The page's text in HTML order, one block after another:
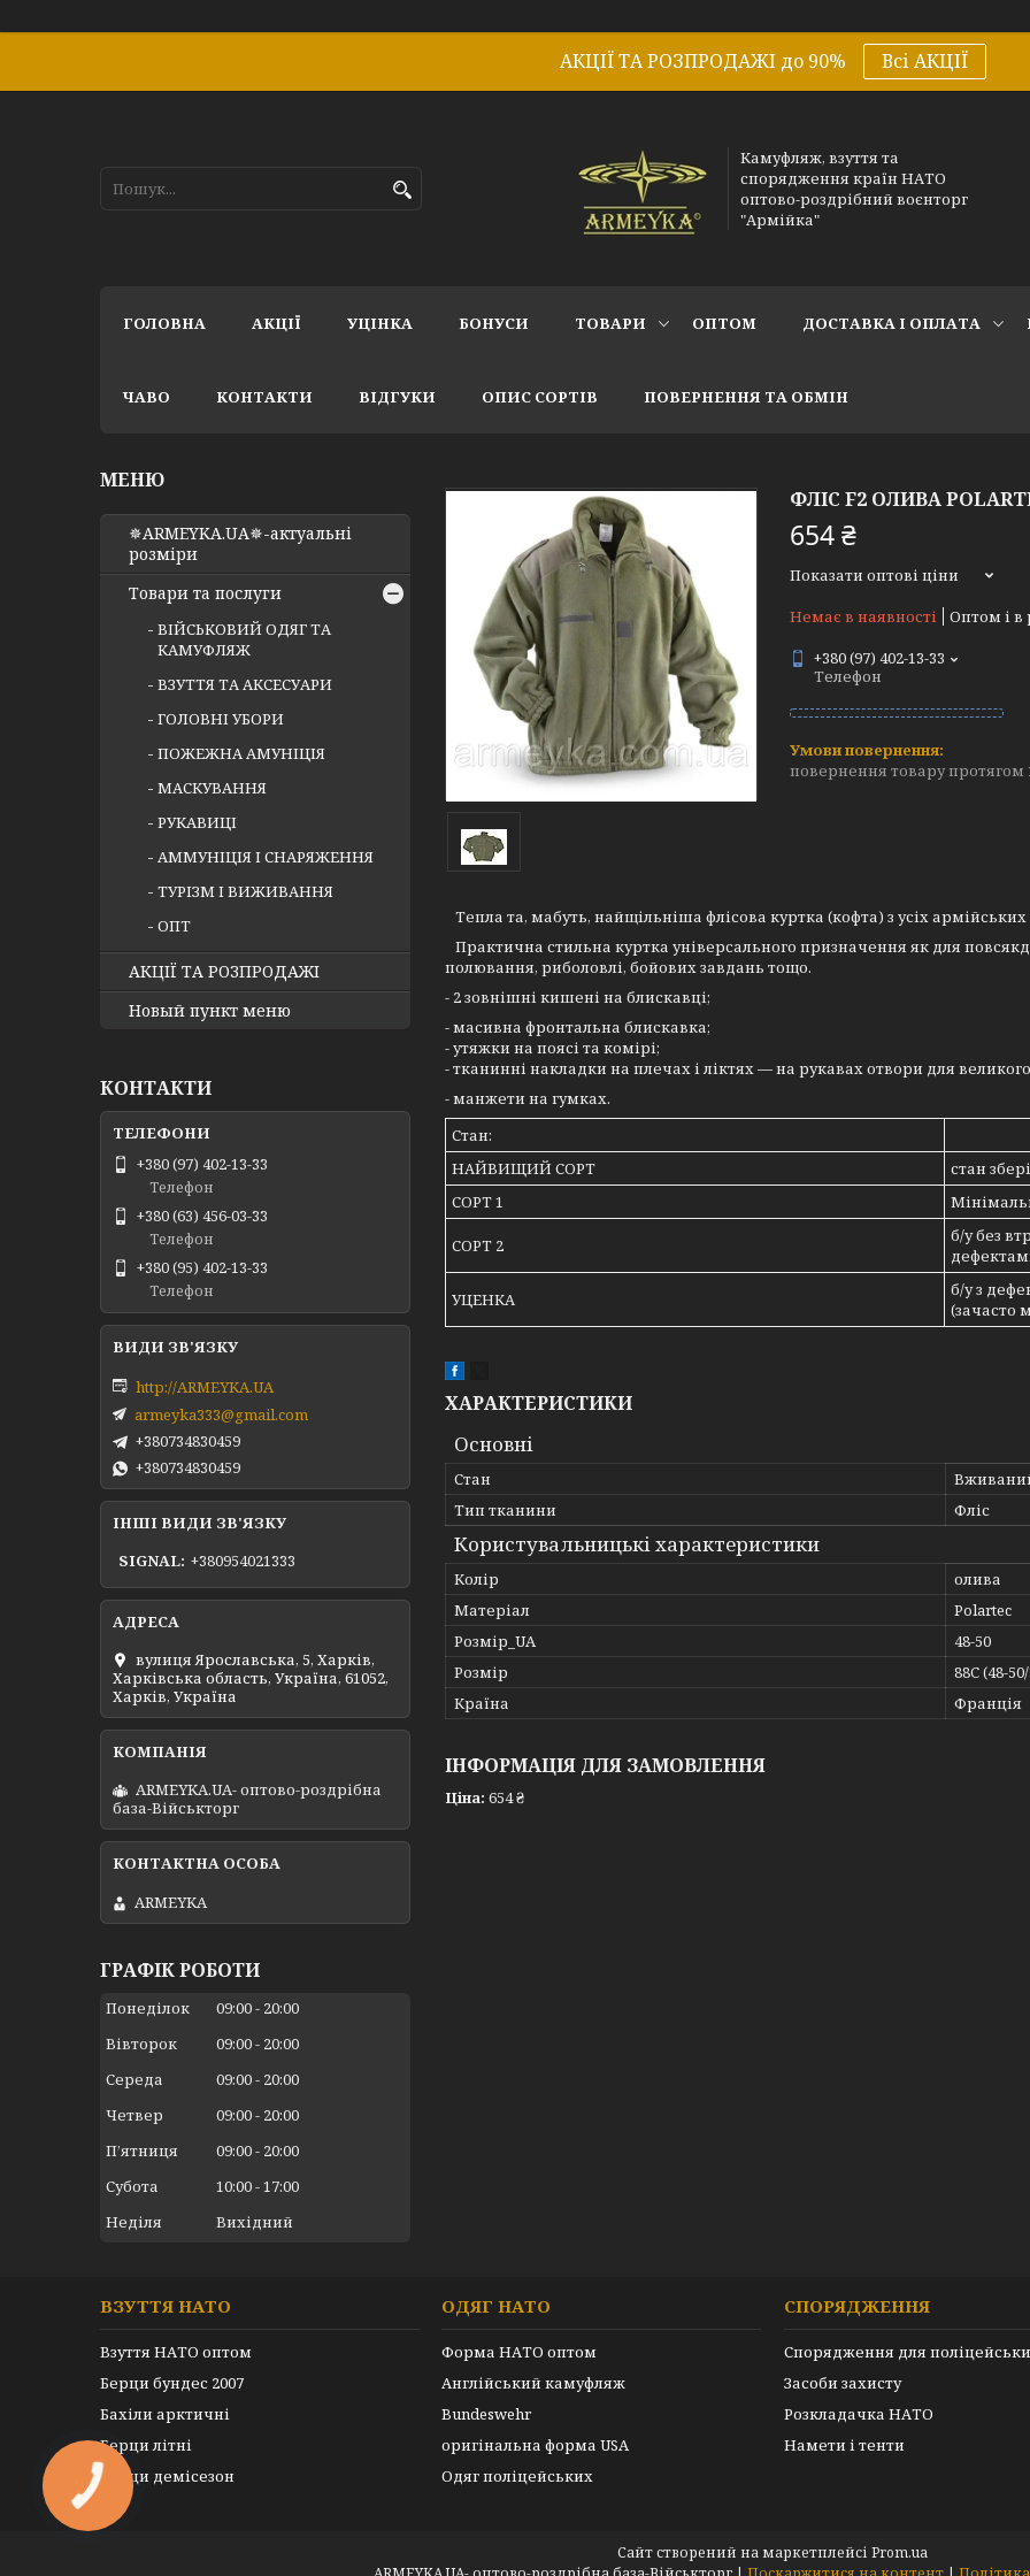
АКЦІЇ ТА РОЗПРОДАЖІ до 90% Всі АКЦІЇ
Камуфляж, взуття та
спорядження країн НАТО
оптово-роздрібний воєнторг
"Армійка"
ГОЛОВНА АКЦІЇ УЦІНКА БОНУСИ ТОВАРИ ОПТОМ ДОСТАВКА І ОПЛАТА
ЧАВО КОНТАКТИ ВІДГУКИ ОПИС СОРТІВ ПОВЕРНЕННЯ ТА ОБМІН
ФЛІС F2 ОЛИВА
654 ₴
Показати оптові ціни
Немає в наявності
Оптом і в
+380 (97) 402-13-33
Телефон
повернення товару протягом
Тепла та, мабуть, найщільніша флісова куртка (кофта) з усіх
Практична стильна куртка універсального призначення як для
полювання, риболовлі, бойових завдань тощо.
- 2 зовнішні кишені на блискавці;
- масивна фронтальна блискавка;
- утяжки на поясі та комірі;
- тканинні накладки на плечах і ліктях — на рукавах отвори для великого
- манжети на гумках.
Стан:
НАЙВИЩИЙ СОРТ
стан
СОРТ 1
СОРТ 2
б/у без
УЦЕНКА
б/у з
(зачасто
ХАРАКТЕРИСТИКИ
Основні
Стан
Тип тканини
Фліс
Користувальницькі характеристики
Колір
олива
Матеріал
Polartec
Розмір_UA
48-50
Розмір
88C (48-
Країна
Франція
ІНФОРМАЦІЯ ДЛЯ ЗАМОВЛЕННЯ
Ціна: 654 ₴
✵ARMEYKA.UA✵-актуальні
розміри
Товари та послуги
ВІЙСЬКОВИЙ ОДЯГ ТА
КАМУФЛЯЖ
ВЗУТТЯ ТА АКСЕСУАРИ
ГОЛОВНІ УБОРИ
ПОЖЕЖНА АМУНІЦІЯ
МАСКУВАННЯ
РУКАВИЦІ
АММУНІЦІЯ І СНАРЯЖЕННЯ
ТУРІЗМ І ВИЖИВАННЯ
ОПТ
АКЦІЇ ТА РОЗПРОДАЖІ
Новый пункт меню
КОНТАКТИ
+380 (97) 402-13-33
Телефон
+380 (63) 456-03-33
Телефон
+380 (95) 402-13-33
Телефон
http://ARMEYKA.UA
armeyka333@gmail.com
+380734830459
+380734830459
ІНШІ ВИДИ ЗВ'ЯЗКУ
SIGNAL +380954021333
вулиця Ярославська, 5, Харків,
Харківська область, Україна, 61052,
Харків, Україна
ARMEYKA.UA- оптово-роздрібна
база-Військторг
ARMEYKA
ГРАФІК РОБОТИ
Понеділок 09:00
20:00
Вівторок
09:00
20:00
Середа
09:00
20:00
Четвер
09:00
20:00
Пʼятниця
09:00
20:00
Субота
10:00 17:00
Неділя
Вихідний
ВЗУТТЯ НАТО
Взуття НАТО оптом
Берци бундес 2007
Бахіли арктичні
Берци літні
Берци демісезон
ОДЯГ НАТО
Форма НАТО оптом
Англійський камуфляж
Bundeswehr
оригінальна форма USA
Одяг поліцейських
СПОРЯДЖЕННЯ
Спорядження для
Засоби захисту
Розкладачка НАТО
Намети і тенти
Сайт створений на маркетплейсі Prom.ua
КНОПКА
ЗВ'ЯЗКУ